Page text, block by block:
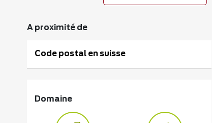
A proximité de
Code postal en suisse
Domaine